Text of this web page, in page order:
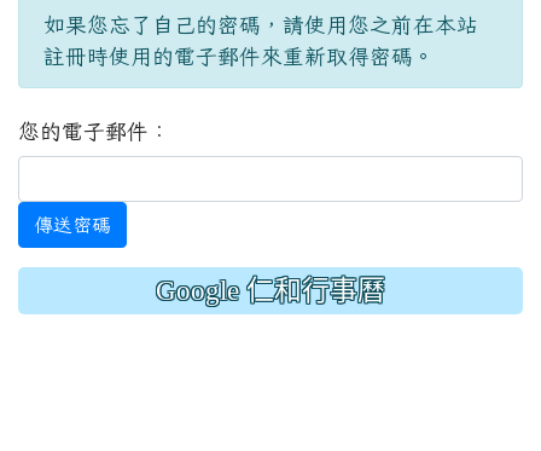
如果您忘了自己的密碼，請使用您之前在本站
註冊時使用的電子郵件來重新取得密碼。
您的電子郵件：
傳送密碼
Google 仁和行事曆